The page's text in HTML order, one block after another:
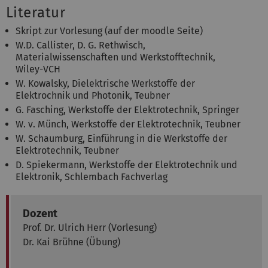
Literatur
Skript zur Vorlesung (auf der moodle Seite)
W.D. Callister, D. G. Rethwisch,
Materialwissenschaften und Werkstofftechnik,
Wiley-VCH
W. Kowalsky, Dielektrische Werkstoffe der
Elektrochnik und Photonik, Teubner
G. Fasching, Werkstoffe der Elektrotechnik, Springer
W. v. Münch, Werkstoffe der Elektrotechnik, Teubner
W. Schaumburg, Einführung in die Werkstoffe der
Elektrotechnik, Teubner
D. Spiekermann, Werkstoffe der Elektrotechnik und
Elektronik, Schlembach Fachverlag
Dozent
Prof. Dr. Ulrich Herr (Vorlesung)
Dr. Kai Brühne (Übung)